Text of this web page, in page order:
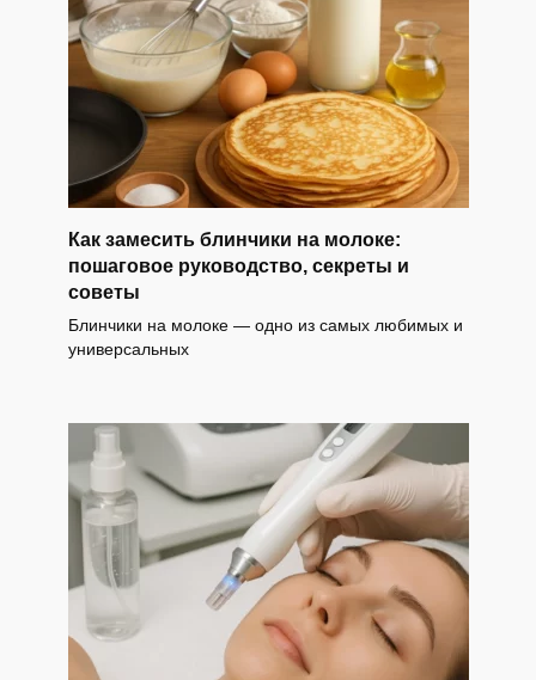
Как замесить блинчики на молоке:
пошаговое руководство, секреты и
советы
Блинчики на молоке — одно из самых любимых и
универсальных